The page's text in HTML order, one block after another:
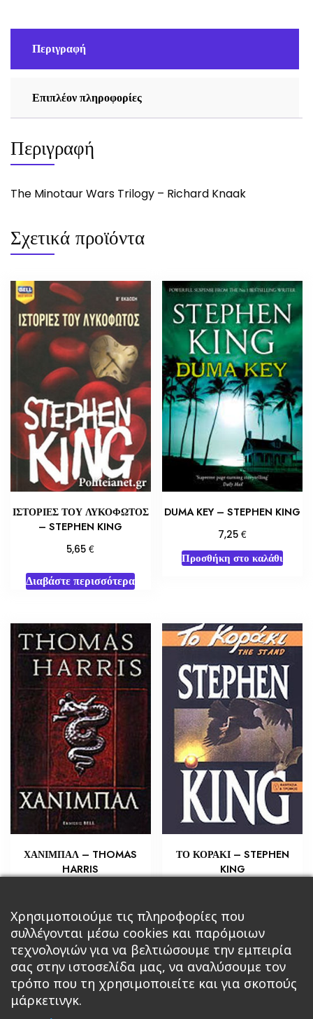
Περιγραφή
Επιπλέον πληροφορίες
Περιγραφή
The Minotaur Wars Trilogy – Richard Knaak
Σχετικά προϊόντα
ΙΣΤΟΡΙΕΣ ΤΟΥ ΛΥΚΟΦΩΤΟΣ
– STEPHEN KING
5,65€
Διαβάστε περισσότερα
DUMA KEY – STEPHEN KING
7,25€
Προσθήκη στο καλάθι
ΧΑΝΙΜΠΑΛ – THOMAS
HARRIS
Προσθήκη στο καλάθι
ΤΟ ΚΟΡΑΚΙ – STEPHEN
KING
Προσθήκη στο καλάθι
Χρησιμοποιούμε τις πληροφορίες που
συλλέγονται μέσω cookies και παρόμοιων
τεχνολογιών για να βελτιώσουμε την εμπειρία
σας στην ιστοσελίδα μας, να αναλύσουμε τον
τρόπο που τη χρησιμοποιείτε και για σκοπούς
μάρκετινγκ.